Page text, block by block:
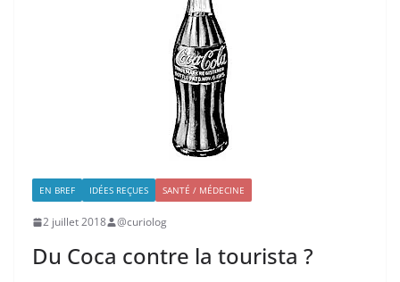
EN BREF IDÉES REÇUES SANTÉ / MÉDECINE
2 juillet 2018 @curiolog
Du Coca contre la tourista ?